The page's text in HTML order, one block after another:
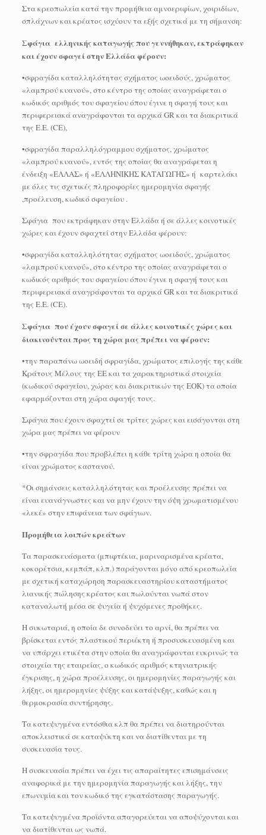
Στα κρεοπωλεία κατά την προμήθεια αμνοεριφίων, χοιριδίων,
σπλάχνων και κρέατος ισχύουν τα εξής σχετικά με τη σήμανση:
Σφάγια ελληνικής καταγωγής που γεννήθηκαν, εκτράφηκαν
και έχουν σφαγεί στην Ελλάδα φέρουν:
•σφραγίδα καταλληλότητας σχήματος ωοειδούς, χρώματος
«λαμπρού κυανού», στο κέντρο της οποίας αναγράφεται ο
κωδικός αριθμός του σφαγείου όπου έγινε η σφαγή τους και
περιφερειακά αναγράφονται τα αρχικά GR και τα διακριτικά
της Ε.Ε. (CE),
•σφραγίδα παραλληλόγραμμου σχήματος, χρώματος
«λαμπρού κυανού», εντός της οποίας θα αναγράφεται η
ένδειξη «ΕΛΛΑΣ» ή «ΕΛΛΗΝΙΚΗΣ ΚΑΤΑΓΩΓΗΣ» ή καρτελάκι
με όλες τις σχετικές πληροφορίες ημερομηνία σφαγής
,προέλευση, κωδικό σφαγείου .
Σφάγια που εκτράφηκαν στην Ελλάδα ή σε άλλες κοινοτικές
χώρες και έχουν σφαχτεί στην Ελλάδα φέρουν:
•σφραγίδα καταλληλότητας σχήματος ωοειδούς, χρώματος
«λαμπρού κυανού», στο κέντρο της οποίας αναγράφεται ο
κωδικός αριθμός του σφαγείου όπου έγινε η σφαγή τους και
περιφερειακά αναγράφονται τα αρχικά GR και τα διακριτικά
της Ε.Ε. (CE).
Σφάγια που έχουν σφαγεί σε άλλες κοινοτικές χώρες και
διακινούνται προς τη χώρα μας πρέπει να φέρουν:
•την παραπάνω ωοειδή σφραγίδα, χρώματος επιλογής της κάθε
Κράτους Μέλους της ΕΕ και τα χαρακτηριστικά στοιχεία
(κωδικού σφαγείου, χώρας και διακριτικών της ΕΟΚ) τα οποία
εφαρμόζονται στη χώρα σφαγής τους.
Σφάγια που έχουν σφαχτεί σε τρίτες χώρες και εισάγονται στη
χώρα μας πρέπει να φέρουν
•την σφραγίδα που προβλέπει η κάθε τρίτη χώρα η οποία θα
είναι χρώματος καστανού.
*Οι σημάνσεις καταλληλότητας και προέλευσης πρέπει να
είναι ευανάγνωστες και να μην έχουν την όψη χρωματισμένου
«λεκέ» στην επιφάνεια των σφάγιων.
Προμήθεια λοιπών κρεάτων
Τα παρασκευάσματα (μπιφτέκια, μαριναρισμένα κρέατα,
κοκορέτσια, κεμπάπ, κλπ.) παράγονται μόνο από κρεοπωλεία
με σχετική καταχώρηση παρασκευαστηρίου καταστήματος
λιανικής πώλησης κρέατος και πωλούνται νωπά στον
καταναλωτή μέσα σε ψυγεία ή ψυχόμενες προθήκες.
Η συκωταριά, η οποία δε συνοδεύει το αρνί, θα πρέπει να
βρίσκεται εντός πλαστικού περιέκτη ή προσυσκευασμένη και
να υπάρχει ετικέτα στην οποία θα αναγράφονται ευκρινώς τα
στοιχεία της εταιρείας, ο κωδικός αριθμός κτηνιατρικής
έγκρισης, η χώρα προέλευσης, οι ημερομηνίες παραγωγής και
λήξης, οι ημερομηνίες ψύξης και κατάψυξης, καθώς και η
θερμοκρασία συντήρησης.
Τα κατεψυγμένα εντόσθια κλπ θα πρέπει να διατηρούνται
αποκλειστικά σε καταψύκτη και να διατίθενται με τη
συσκευασία τους.
Η συσκευασία πρέπει να έχει τις απαραίτητες επισημάνσεις
αναφορικά με την ημερομηνία παραγωγής και λήξης, την
επωνυμία και τον κωδικό της εγκατάστασης παραγωγής.
Τα κατεψυγμένα προϊόντα απαγορεύεται να αποψύχονται και
να διατίθενται ως νωπά.